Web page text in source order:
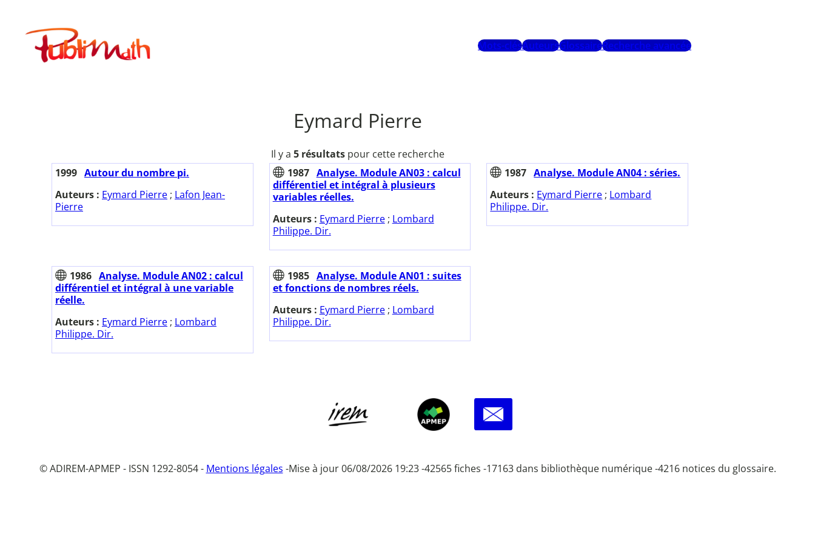
contenuPublimath
Mots-clésAuteursGlossaireRecherche avancée
Eymard Pierre
Il y a 5 résultats pour cette recherche
1999 Autour du nombre pi.
Auteurs : Eymard Pierre ; Lafon Jean-
Pierre
1987 Analyse. Module AN03 : calcul
différentiel et intégral à plusieurs
variables réelles.
Auteurs : Eymard Pierre; Lombard
Philippe. Dir.
1987 Analyse. Module AN04 : séries.
Auteurs : Eymard Pierre ; Lombard
Philippe. Dir.
1986 Analyse. Module AN02 : calcul
différentiel et intégral à une variable
réelle.
Auteurs : Eymard Pierre ; Lombard
Philippe. Dir.
1985 Analyse. Module AN01 : suites
et fonctions de nombres réels.
Auteurs : Eymard Pierre; Lombard
Philippe. Dir.
© ADIREM-APMEP - ISSN 1292-8054 - Mentions légales -Mise à jour 06/08/2026 19:23 -42565 fiches -17163 dans bibliothèque numérique -4216 notices du glossaire.